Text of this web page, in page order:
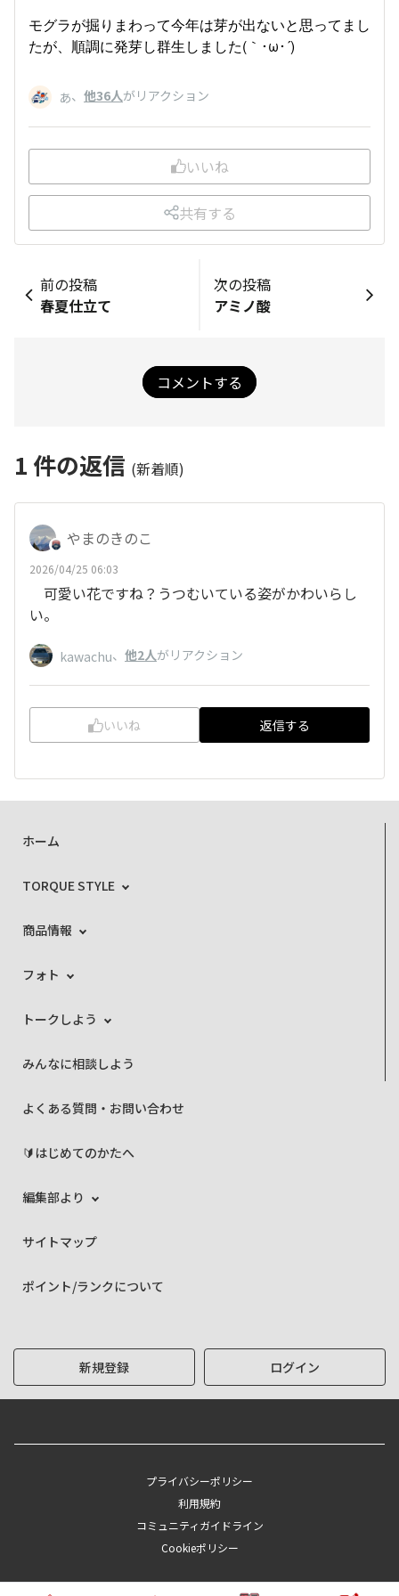
モグラが掘りまわって今年は芽が出ないと思ってまし
たが、順調に発芽し群生しました(｀･ω･´)ゞ
あ、 他36人がリアクション
いいね
共有する
前の投稿
春夏仕立て
次の投稿
アミノ酸
コメントする
1 件の返信 (新着順)
やまのきのこ
2026/04/25 06:03
可愛い花ですね？うつむいている姿がかわいらし
い。
kawachu、 他2人がリアクション
いいね 返信する
ホーム
TORQUE STYLE
商品情報
フォト
トークしよう
みんなに相談しよう
よくある質問・お問い合わせ
🔰はじめてのかたへ
編集部より
サイトマップ
ポイント/ランクについて
新規登録 ログイン
プライバシーポリシー
利用規約
コミュニティガイドライン
Cookieポリシー